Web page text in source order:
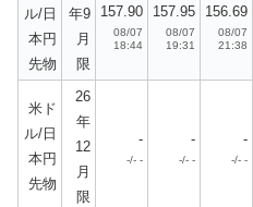
ル/日
本円
先物
年9
月
限
157.90
08/07
18:44
157.95
08/07
19:31
156.69
08/07
21:38
米ド
ル/日
本円
先物
26
年
12
月
限
-
-/- -
-
-/- -
-
-/- -